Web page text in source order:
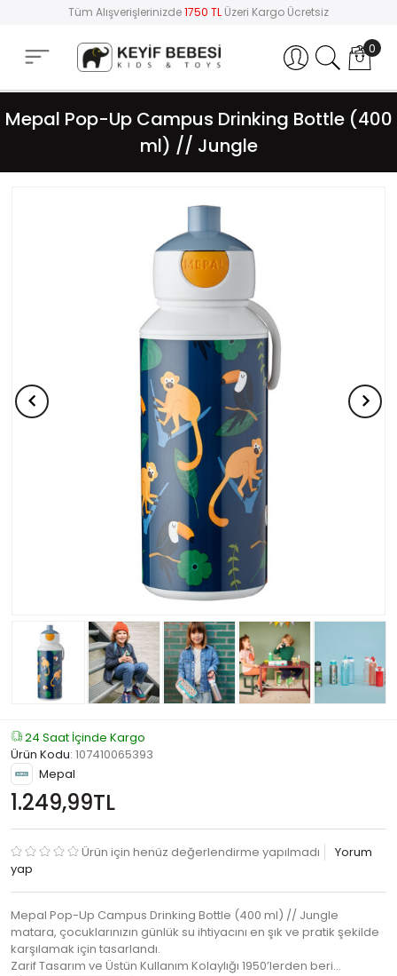
Tüm Alışverişlerinizde1750 TL Üzeri Kargo Ücretsiz
Hesabım 0
Mepal Pop-Up Campus Drinking Bottle (400
ml) // Jungle
24 Saat İçinde Kargo
Ürün Kodu: 107410065393
Mepal
1.249,99TL
Ürün için henüz değerlendirme yapılmadı
Yorum
yap
Mepal Pop-Up Campus Drinking Bottle (400 ml) // Jungle
matara, çocuklarınızın günlük su ihtiyacını en şık ve pratik şekilde
karşılamak için tasarlandı.
Zarif Tasarım ve Üstün Kullanım Kolaylığı 1950’lerden beri…